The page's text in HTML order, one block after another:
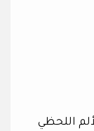
اللحظي